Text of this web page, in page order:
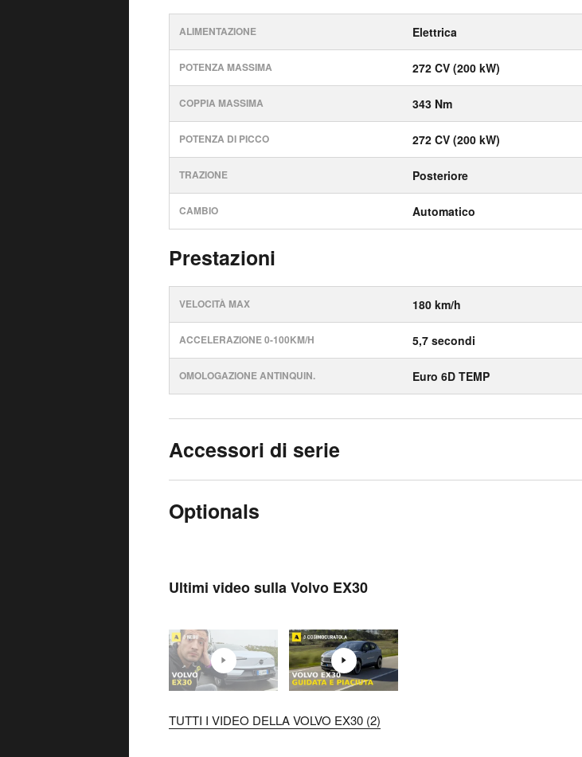
ALIMENTAZIONE Elettrica
POTENZA MASSIMA 272 CV (200 kW)
COPPIA MASSIMA 343 Nm
POTENZA DI PICCO 272 CV (200 kW)
TRAZIONE Posteriore
CAMBIO Automatico
Prestazioni
VELOCITÀ MAX 180 km/h
ACCELERAZIONE 0-100KM/H 5,7 secondi
OMOLOGAZIONE ANTINQUIN. Euro 6D TEMP
Accessori di serie
Optionals
Ultimi video sulla Volvo EX30
TUTTI I VIDEO DELLA VOLVO EX30 (2)